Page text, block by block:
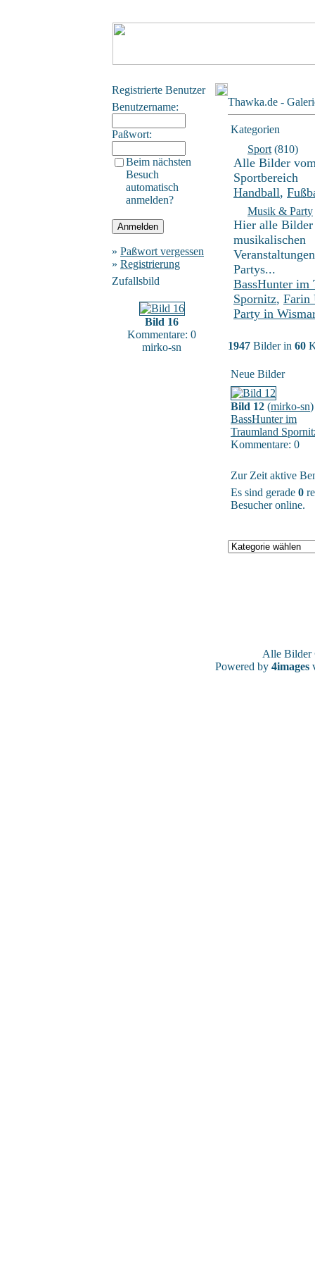
Registrierte Benutzer
Benutzername:
Paßwort:
Beim nächsten
Besuch
automatisch
anmelden?
» Paßwort vergessen
» Registrierung
Zufallsbild
Bild 16
Kommentare: 0
mirko-sn
Thawka.de -
Kategorien
Sport (810)
Alle Bilder
Sportbereich
Handball,
Musik & Party
Hier alle
musikalischen
Partys...
BassHunter im
Spornitz, Farin
Party in
1947 Bilder in 60
Neue Bilder
Bild 12 (mirko-sn)
BassHunter im
Traumland
Kommentare: 0
Zur Zeit aktive
Es sind gerade 0
Besucher online.
Alle
Powered by 4images